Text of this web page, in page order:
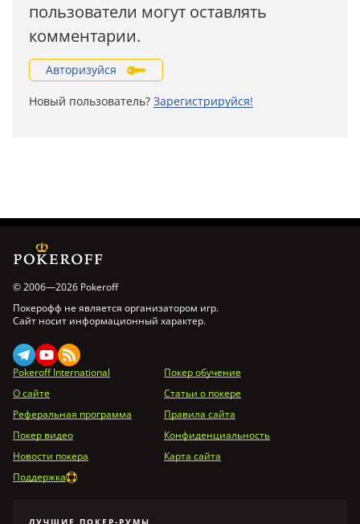
пользователи могут оставлять
комментарии.
Авторизуйся
Новый пользователь? Зарегистрируйся!
© 2006—2026 Pokeroff
Покерофф не является организатором игр.
Сайт носит информационный характер.
Pokeroff International
Покер обучение
О сайте
Статьи о покере
Реферальная программа
Правила сайта
Покер видео
Конфиденциальность
Новости покера
Карта сайта
Поддержка
ЛУЧШИЕ ПОКЕР-РУМЫ